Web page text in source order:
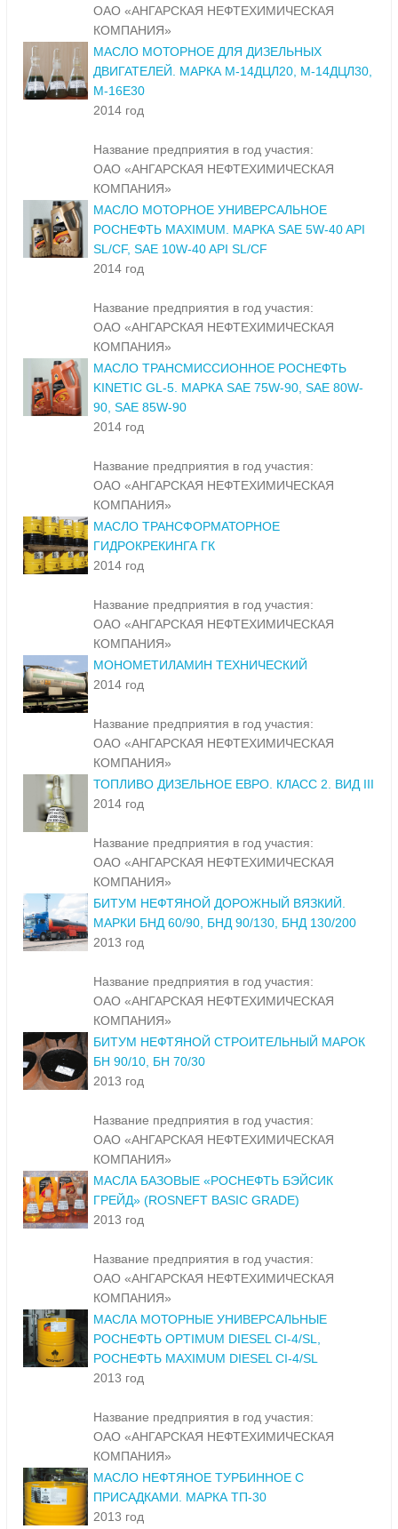
ОАО «АНГАРСКАЯ НЕФТЕХИМИЧЕСКАЯ
КОМПАНИЯ»
МАСЛО МОТОРНОЕ ДЛЯ ДИЗЕЛЬНЫХ
ДВИГАТЕЛЕЙ. МАРКА М-14ДЦЛ20, М-14ДЦЛ30,
М-16Е30
2014 год
Название предприятия в год участия:
ОАО «АНГАРСКАЯ НЕФТЕХИМИЧЕСКАЯ
КОМПАНИЯ»
МАСЛО МОТОРНОЕ УНИВЕРСАЛЬНОЕ
РОСНЕФТЬ MAXIMUM. МАРКА SAE 5W-40 API
SL/CF, SAE 10W-40 API SL/CF
2014 год
Название предприятия в год участия:
ОАО «АНГАРСКАЯ НЕФТЕХИМИЧЕСКАЯ
КОМПАНИЯ»
МАСЛО ТРАНСМИССИОННОЕ РОСНЕФТЬ
KINETIC GL-5. МАРКА SAE 75W-90, SAE 80W-
90, SAE 85W-90
2014 год
Название предприятия в год участия:
ОАО «АНГАРСКАЯ НЕФТЕХИМИЧЕСКАЯ
КОМПАНИЯ»
МАСЛО ТРАНСФОРМАТОРНОЕ
ГИДРОКРЕКИНГА ГК
2014 год
Название предприятия в год участия:
ОАО «АНГАРСКАЯ НЕФТЕХИМИЧЕСКАЯ
КОМПАНИЯ»
МОНОМЕТИЛАМИН ТЕХНИЧЕСКИЙ
2014 год
Название предприятия в год участия:
ОАО «АНГАРСКАЯ НЕФТЕХИМИЧЕСКАЯ
КОМПАНИЯ»
ТОПЛИВО ДИЗЕЛЬНОЕ ЕВРО. КЛАСС 2. ВИД III
2014 год
Название предприятия в год участия:
ОАО «АНГАРСКАЯ НЕФТЕХИМИЧЕСКАЯ
КОМПАНИЯ»
БИТУМ НЕФТЯНОЙ ДОРОЖНЫЙ ВЯЗКИЙ.
МАРКИ БНД 60/90, БНД 90/130, БНД 130/200
2013 год
Название предприятия в год участия:
ОАО «АНГАРСКАЯ НЕФТЕХИМИЧЕСКАЯ
КОМПАНИЯ»
БИТУМ НЕФТЯНОЙ СТРОИТЕЛЬНЫЙ МАРОК
БН 90/10, БН 70/30
2013 год
Название предприятия в год участия:
ОАО «АНГАРСКАЯ НЕФТЕХИМИЧЕСКАЯ
КОМПАНИЯ»
МАСЛА БАЗОВЫЕ «РОСНЕФТЬ БЭЙСИК
ГРЕЙД» (ROSNEFT BASIC GRADE)
2013 год
Название предприятия в год участия:
ОАО «АНГАРСКАЯ НЕФТЕХИМИЧЕСКАЯ
КОМПАНИЯ»
МАСЛА МОТОРНЫЕ УНИВЕРСАЛЬНЫЕ
РОСНЕФТЬ OPTIMUM DIESEL CI-4/SL,
РОСНЕФТЬ MAXIMUM DIESEL CI-4/SL
2013 год
Название предприятия в год участия:
ОАО «АНГАРСКАЯ НЕФТЕХИМИЧЕСКАЯ
КОМПАНИЯ»
МАСЛО НЕФТЯНОЕ ТУРБИННОЕ С
ПРИСАДКАМИ. МАРКА ТП-30
2013 год